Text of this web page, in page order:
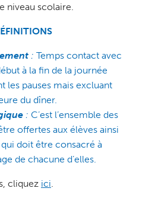
niveau scolaire.
: Temps contact avec
à la fin de la journée
les pauses mais excluant
du dîner.
: C’est l’ensemble des
offertes aux élèves ainsi
doit être consacré à
de chacune d’elles.
cliquez ici.